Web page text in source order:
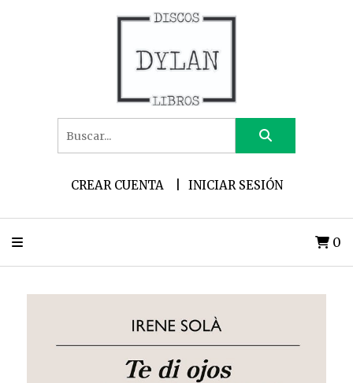
CREAR CUENTA INICIAR SESIÓN
0